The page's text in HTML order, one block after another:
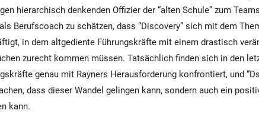
hierarchisch denkenden Offizier der “alten Schule” zum
Berufscoach zu schätzen, dass “Discovery” sich mit dem
in dem altgediente Führungskräfte mit einem drastisch
zurecht kommen müssen. Tatsächlich finden sich in den
genau mit Rayners Herausforderung konfrontiert, und
dass dieser Wandel gelingen kann, sondern auch ein
kann.